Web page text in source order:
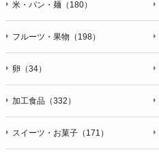
米・パン・麺（180）
フルーツ・果物（198）
卵（34）
加工食品（332）
スイーツ・お菓子（171）